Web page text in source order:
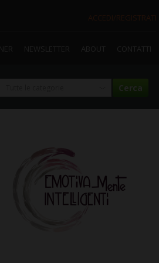
ACCEDI/REGISTRATI
NEWSLETTER ABOUT CONTATTI